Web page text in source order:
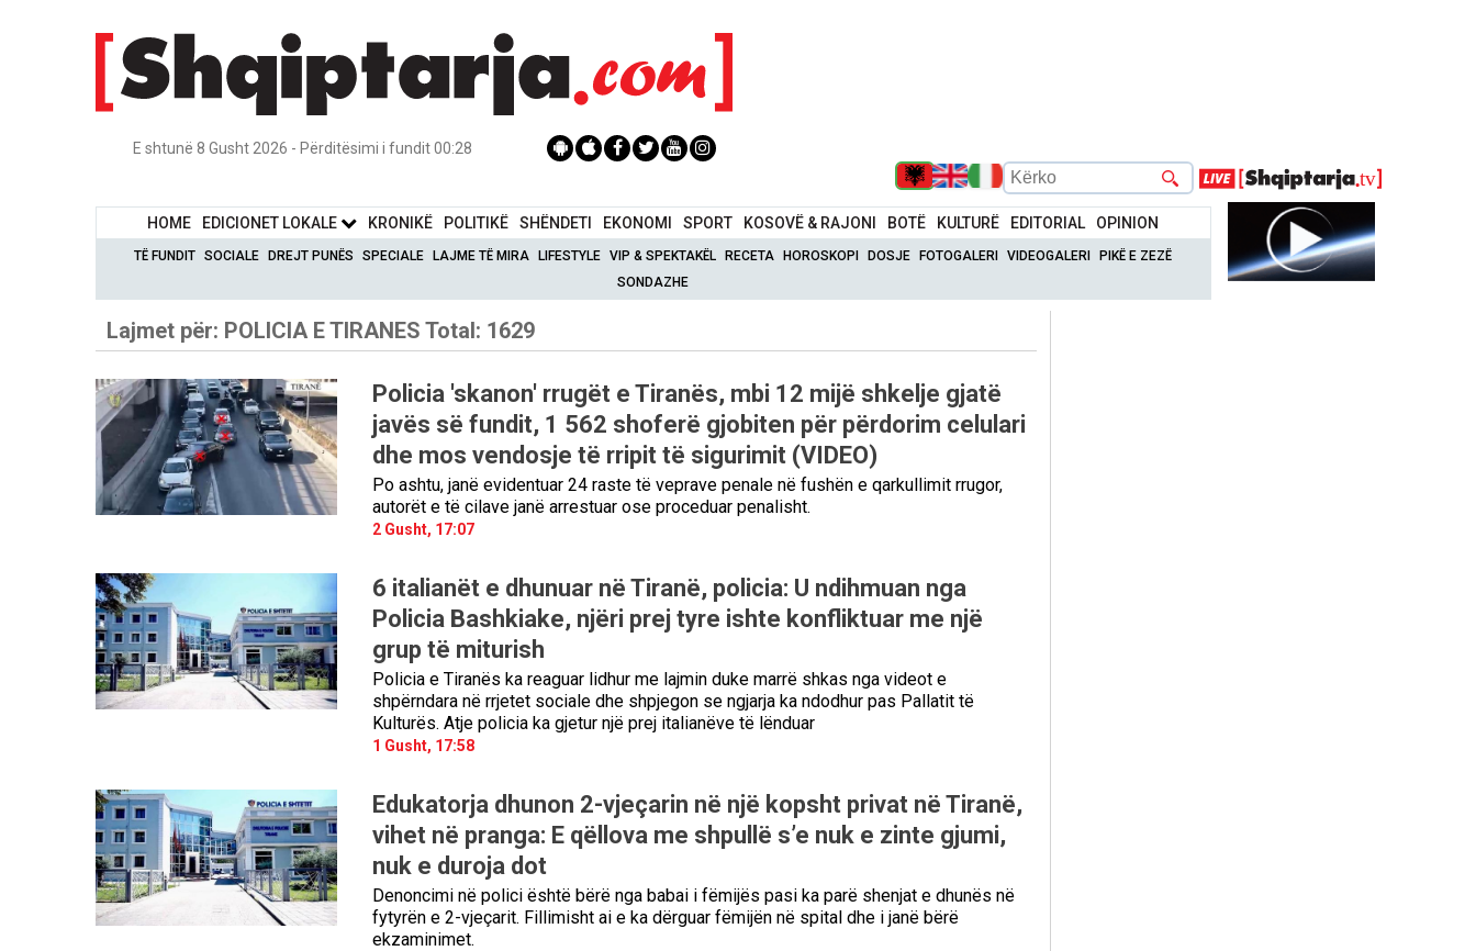
E shtunë 8 Gusht 2026 - Përditësimi i fundit 00:28
HOME EDICIONET LOKALE KRONIKË POLITIKË SHËNDETI EKONOMI SPORT KOSOVË & RAJONI BOTË KULTURË EDITORIAL OPINION
TË FUNDIT SOCIALE DREJT PUNËS SPECIALE LAJME TË MIRA LIFESTYLE VIP & SPEKTAKËL RECETA HOROSKOPI DOSJE FOTOGALERI VIDEOGALERI PIKË E ZEZË
SONDAZHE
Lajmet për: POLICIA E TIRANES Total: 1629
Policia 'skanon' rrugët e Tiranës, mbi 12 mijë shkelje gjatë
javës së fundit, 1 562 shoferë gjobiten për përdorim celulari
dhe mos vendosje të rripit të sigurimit (VIDEO)
Po ashtu, janë evidentuar 24 raste të veprave penale në fushën e qarkullimit rrugor,
autorët e të cilave janë arrestuar ose proceduar penalisht.
2 Gusht, 17:07
6 italianët e dhunuar në Tiranë, policia: U ndihmuan nga
Policia Bashkiake, njëri prej tyre ishte konfliktuar me një
grup të miturish
Policia e Tiranës ka reaguar lidhur me lajmin duke marrë shkas nga videot e
shpërndara në rrjetet sociale dhe shpjegon se ngjarja ka ndodhur pas Pallatit të
Kulturës. Atje policia ka gjetur një prej italianëve të lënduar
1 Gusht, 17:58
Edukatorja dhunon 2-vjeçarin në një kopsht privat në Tiranë,
vihet në pranga: E qëllova me shpullë s’e nuk e zinte gjumi,
nuk e duroja dot
Denoncimi në polici është bërë nga babai i fëmijës pasi ka parë shenjat e dhunës në
fytyrën e 2-vjeçarit. Fillimisht ai e ka dërguar fëmijën në spital dhe i janë bërë
ekzaminimet.